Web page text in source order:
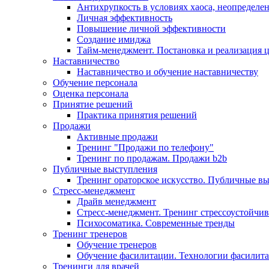
Антихрупкость в условиях хаоса,
Личная эффективность
Повышение личной эффективности
Создание имиджа
Тайм-менеджмент. Постановка и реализация
Наставничество
Наставничество и обучение наставничеству
Обучение персонала
Оценка персонала
Принятие решений
Практика принятия решений
Продажи
Активные продажи
Тренинг "Продажи по телефону"
Тренинг по продажам. Продажи b2b
Публичные выступления
Тренинг ораторское искусство. Публичные
Стресс-менеджмент
Драйв менеджмент
Стресс-менеджмент. Тренинг
Психосоматика. Современные тренды
Тренинг тренеров
Обучение тренеров
Обучение фасилитации. Технологии
Тренинги для врачей